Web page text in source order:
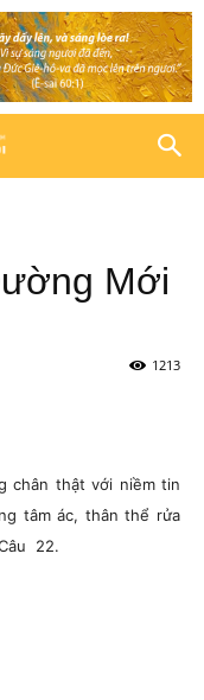
Mới
1213
chân thật với niềm tin
tâm ác, thân thể rửa
22.